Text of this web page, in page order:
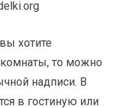
хотите
комнаты, то можно
надписи. В
в гостиную или